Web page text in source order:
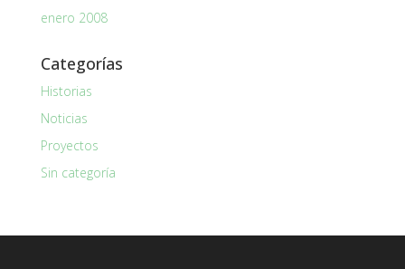
enero 2008
Categorías
Historias
Noticias
Proyectos
Sin categoría